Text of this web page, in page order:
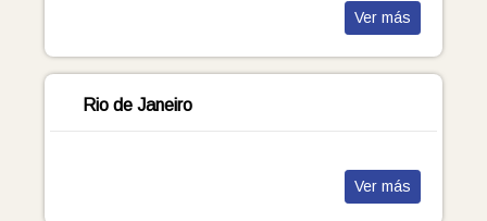
Ver más
Rio de Janeiro
Ver más